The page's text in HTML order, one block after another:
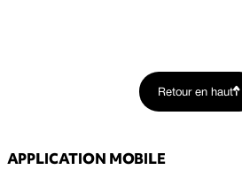
Retour en haut
APPLICATION MOBILE